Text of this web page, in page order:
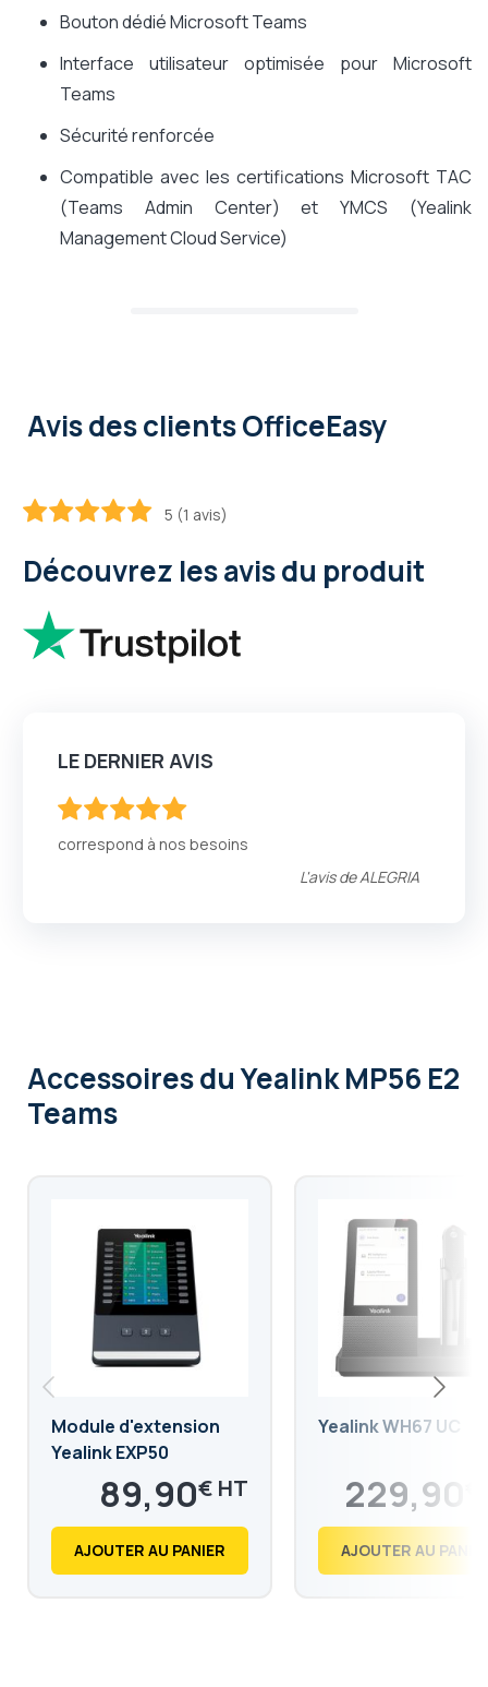
Bouton dédié Microsoft Teams
Interface utilisateur optimisée pour Microsoft
Teams
Sécurité renforcée
Compatible avec les certifications Microsoft TAC
(Teams Admin Center) et YMCS (Yealink
Management Cloud Service)
Avis des clients OfficeEasy
5 (1 avis)
Découvrez les avis du produit
LE DERNIER AVIS
correspond à nos besoins
L'avis deALEGRIA
Accessoiresdu Yealink MP56 E2
Teams
Module d'extension
Yealink EXP50
89,90€
107,88
AJOUTER AU PANIER
Yealink WH67 UC
229,90
275,88
AJOUTER AU